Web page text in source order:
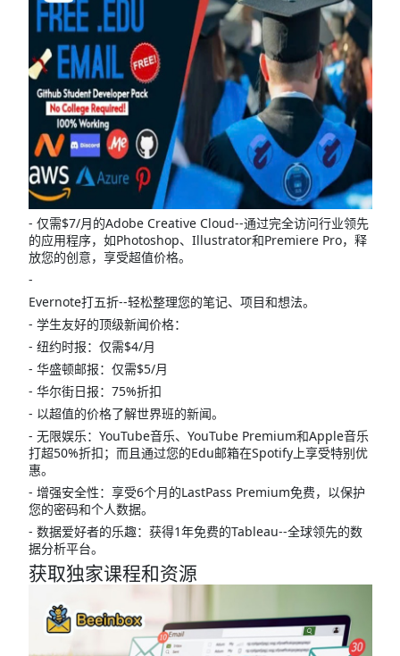
- 仅需$7/月的Adobe Creative Cloud--通过完全访问行业领先
的应用程序，如Photoshop、Illustrator和Premiere Pro，释
放您的创意，享受超值价格。
-
Evernote打五折--轻松整理您的笔记、项目和想法。
- 学生友好的顶级新闻价格：
- 纽约时报：仅需$4/月
- 华盛顿邮报：仅需$5/月
- 华尔街日报：75%折扣
- 以超值的价格了解世界班的新闻。
- 无限娱乐：YouTube音乐、YouTube Premium和Apple音乐
打超50%折扣；而且通过您的Edu邮箱在Spotify上享受特别优
惠。
- 增强安全性：享受6个月的LastPass Premium免费，以保护
您的密码和个人数据。
- 数据爱好者的乐趣：获得1年免费的Tableau--全球领先的数
据分析平台。
获取独家课程和资源